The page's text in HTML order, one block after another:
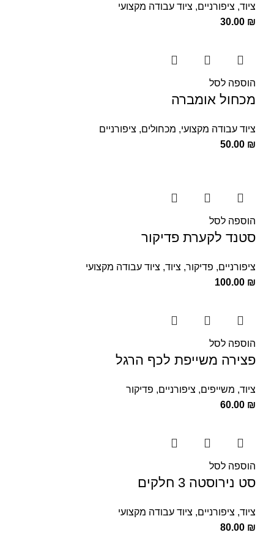
ציוד, ציפורניים, ציוד עבודה מקצועי
30.00 ₪
הוספה לסל
מכחול אומברה
ציוד עבודה מקצועי, מכחולים, ציפורניים
50.00 ₪
הוספה לסל
סטנד לקערת פדיקור
ציפורניים, פדיקור, ציוד, ציוד עבודה מקצועי
100.00 ₪
הוספה לסל
פצירה משייפת לכף הרגל
ציוד, משייפים, ציפורניים, פדיקור
60.00 ₪
הוספה לסל
סט נירוסטה 3 חלקים
ציוד, ציפורניים, ציוד עבודה מקצועי
80.00 ₪